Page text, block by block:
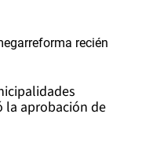
la aprobación de